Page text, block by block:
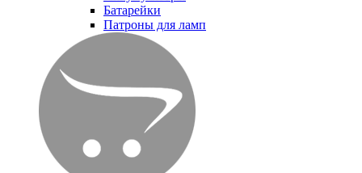
Батарейки
Патроны для ламп